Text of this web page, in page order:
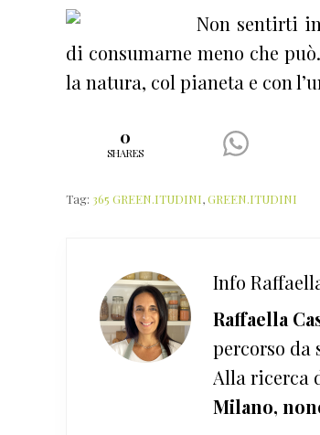
Non sentirti
di consumarne meno che
la natura, col pianeta e con
0
SHARES
Tag: 365 GREEN.ITUDINI,GREEN.ITUDINI
Info
Raffaella
percorso da
Alla ricerca
Milano,